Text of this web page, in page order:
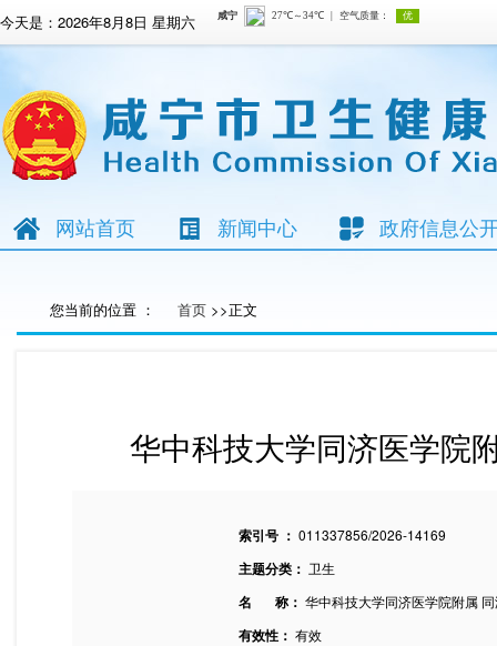
今天是： 2026年8月8日 星期六
网站首页 新闻中心 政府信息公
您当前的位置 ： 首页 >>正文
华中科技大学同济医学院
索引号 ： 011337856/2026-14169
主题分类： 卫生
名 称： 华中科技大学同济医学院附属
有效性： 有效